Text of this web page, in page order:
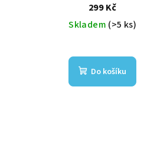
299 Kč
Skladem (>5 ks)
Do košíku